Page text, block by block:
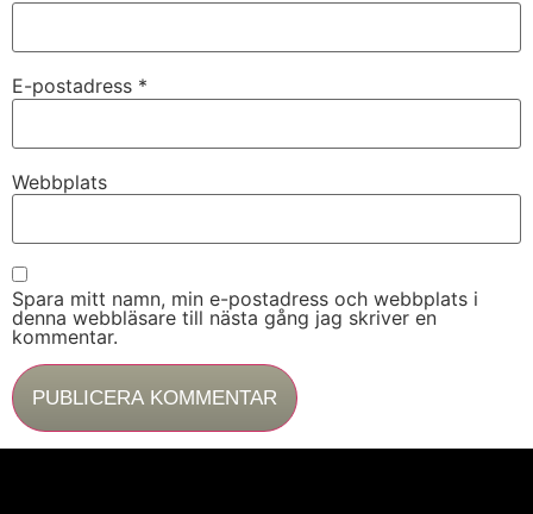
E-postadress *
Webbplats
Spara mitt namn, min e-postadress och webbplats i
denna webbläsare till nästa gång jag skriver en
kommentar.